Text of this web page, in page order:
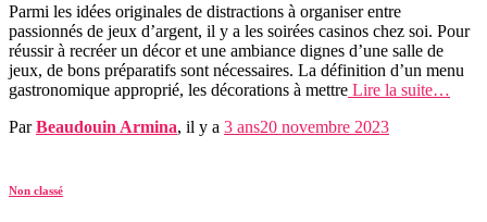
Parmi les idées originales de distractions à organiser entre
passionnés de jeux d’argent, il y a les soirées casinos chez soi. Pour
réussir à recréer un décor et une ambiance dignes d’une salle de
jeux, de bons préparatifs sont nécessaires. La définition d’un menu
gastronomique approprié, les décorations à mettre Lire la suite…
ParBeaudouin Armina, il y a 3 ans20 novembre 2023
Non classé